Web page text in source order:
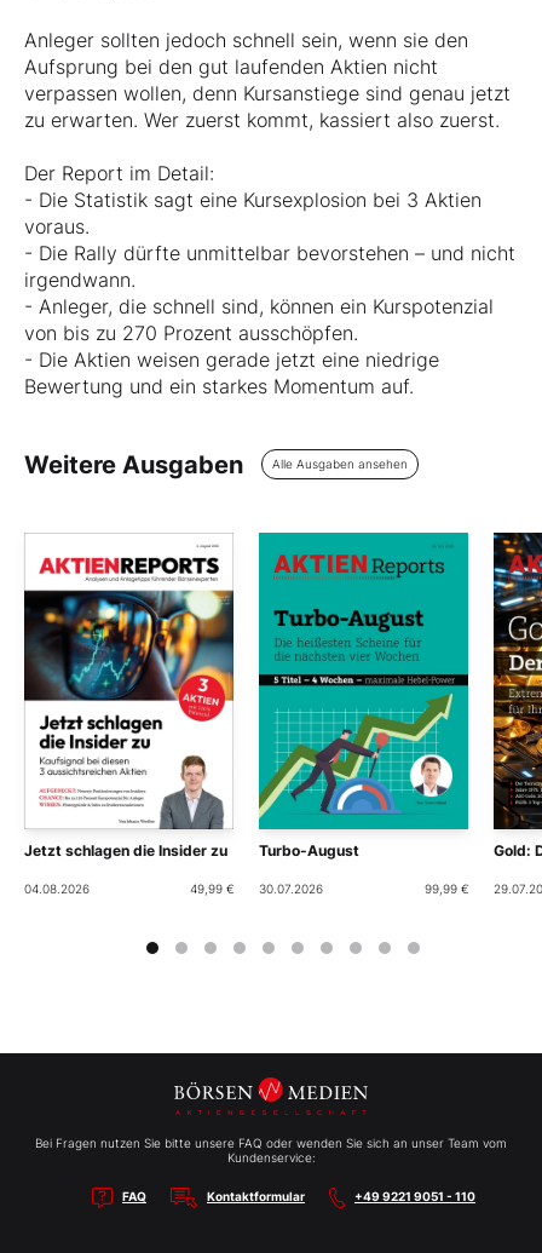
Anleger sollten jedoch schnell sein, wenn sie den
Aufsprung bei den gut laufenden Aktien nicht
verpassen wollen, denn Kursanstiege sind genau jetzt
zu erwarten. Wer zuerst kommt, kassiert also zuerst.
Der Report im Detail:
- Die Statistik sagt eine Kursexplosion bei 3 Aktien
voraus.
- Die Rally dürfte unmittelbar bevorstehen – und nicht
irgendwann.
- Anleger, die schnell sind, können ein Kurspotenzial
von bis zu 270 Prozent ausschöpfen.
- Die Aktien weisen gerade jetzt eine niedrige
Bewertung und ein starkes Momentum auf.
Weitere Ausgaben Alle Ausgaben ansehen
Jetzt schlagen die Insider zu
04.08.2026 49,99 €
Turbo-August
30.07.2026 99,99 €
Gold:
Bei Fragen nutzen Sie bitte unsere FAQ oder wenden Sie sich an unser Team vom
Kundenservice:
FAQ Kontaktformular +49 9221 9051 - 110